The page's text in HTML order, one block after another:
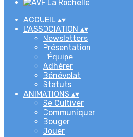
ACCUEIL ▴▾
L'ASSOCIATION ▴▾
Newsletters
Présentation
L'Équipe
Adhérer
Bénévolat
Statuts
ANIMATIONS ▴▾
Se Cultiver
Communiquer
Bouger
Jouer